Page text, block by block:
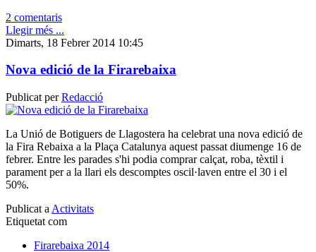
2 comentaris
Llegir més ...
Dimarts, 18 Febrer 2014 10:45
Nova edició de la Firarebaixa
Publicat perRedacció
La Unió de Botiguers de Llagostera ha celebrat una nova edició de
la Fira Rebaixa a la Plaça Catalunya aquest passat diumenge 16 de
febrer. Entre les parades s'hi podia comprar calçat, roba, tèxtil i
parament per a la llari els descomptes oscil·laven entre el 30 i el
50%.
Publicat a Activitats
Etiquetat com
Firarebaixa 2014